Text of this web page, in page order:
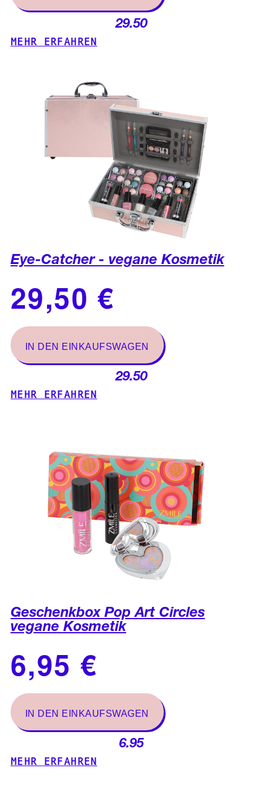
29.50
MEHR ERFAHREN
Eye-Catcher - vegane Kosmetik
29.50
MEHR ERFAHREN
Geschenkbox Pop Art Circles
vegane Kosmetik
6.95
MEHR ERFAHREN